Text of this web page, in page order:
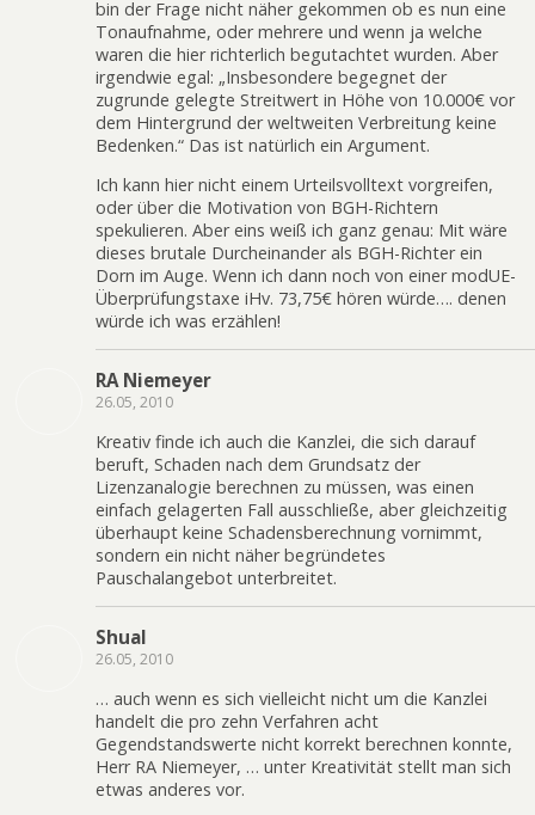
bin der Frage nicht näher gekommen ob es nun eine
Tonaufnahme, oder mehrere und wenn ja welche
waren die hier richterlich begutachtet wurden. Aber
irgendwie egal: „Insbesondere begegnet der
zugrunde gelegte Streitwert in Höhe von 10.000€ vor
dem Hintergrund der weltweiten Verbreitung keine
Bedenken.“ Das ist natürlich ein Argument.
Ich kann hier nicht einem Urteilsvolltext vorgreifen,
oder über die Motivation von BGH-Richtern
spekulieren. Aber eins weiß ich ganz genau: Mit wäre
dieses brutale Durcheinander als BGH-Richter ein
Dorn im Auge. Wenn ich dann noch von einer modUE-
Überprüfungstaxe iHv. 73,75€ hören würde…. denen
würde ich was erzählen!
RA Niemeyer
26.05, 2010
Kreativ finde ich auch die Kanzlei, die sich darauf
beruft, Schaden nach dem Grundsatz der
Lizenzanalogie berechnen zu müssen, was einen
einfach gelagerten Fall ausschließe, aber gleichzeitig
überhaupt keine Schadensberechnung vornimmt,
sondern ein nicht näher begründetes
Pauschalangebot unterbreitet.
Shual
26.05, 2010
… auch wenn es sich vielleicht nicht um die Kanzlei
handelt die pro zehn Verfahren acht
Gegendstandswerte nicht korrekt berechnen konnte,
Herr RA Niemeyer, … unter Kreativität stellt man sich
etwas anderes vor.